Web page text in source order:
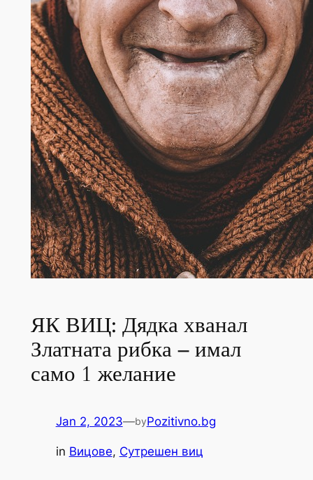
ЯК ВИЦ: Дядка хванал
Златната рибка – имал
само 1 желание
Jan 2, 2023—byPozitivno.bg
in Вицове, Сутрешен виц